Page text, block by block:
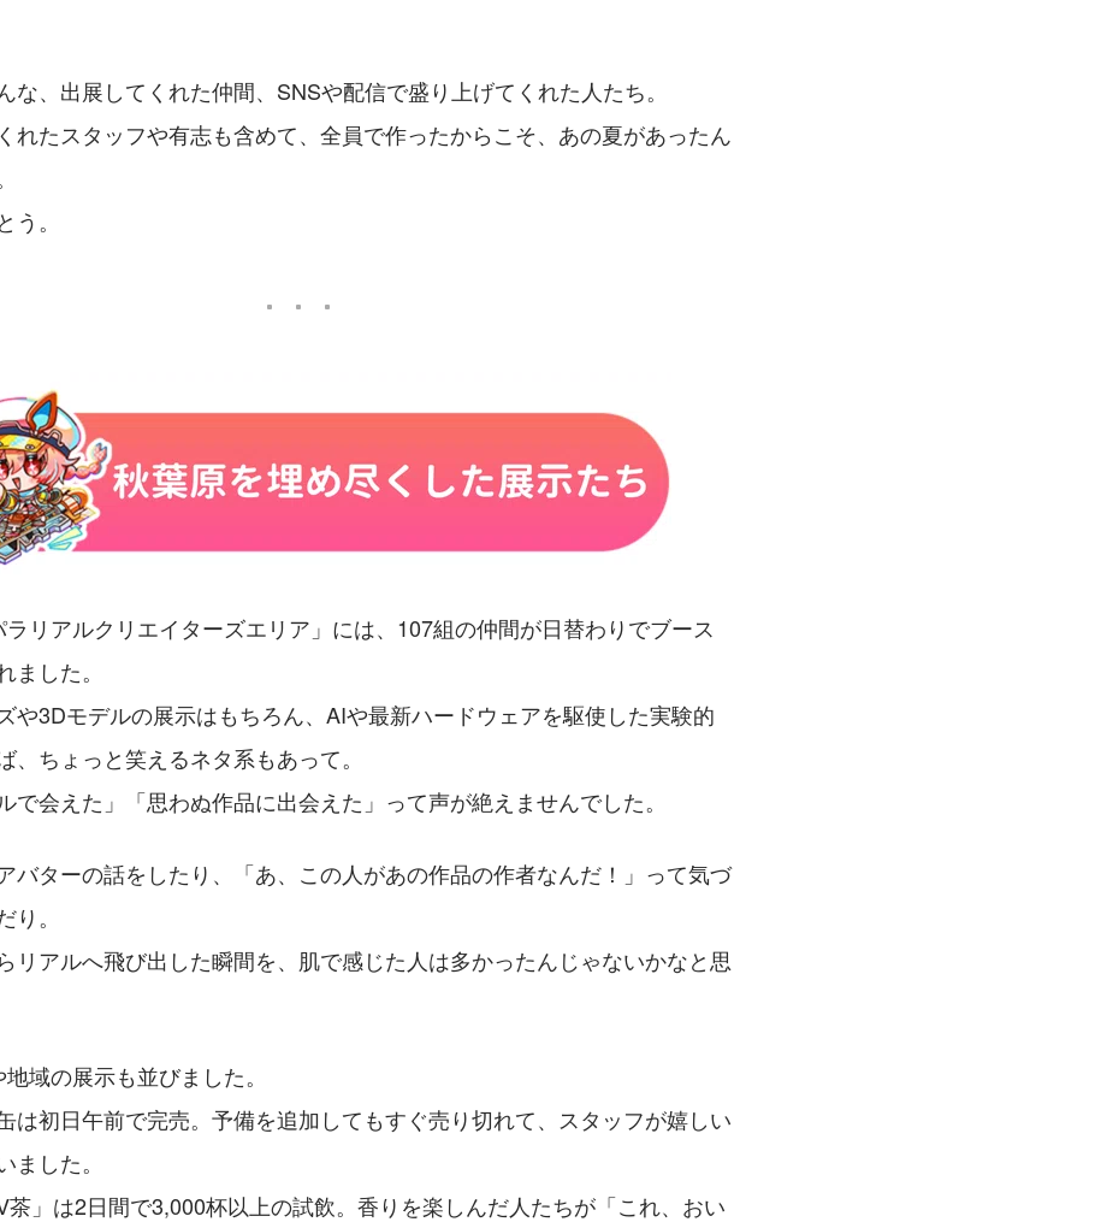
な、出展してくれた仲間、SNSや配信で盛り上げてくれた人たち。
れたスタッフや有志も含めて、全員で作ったからこそ、あの夏があったん
。
リアルクリエイターズエリア」には、107組の仲間が日替わりでブース
ました。
や3Dモデルの展示はもちろん、AIや最新ハードウェアを駆使した実験的
、ちょっと笑えるネタ系もあって。
で会えた」「思わぬ作品に出会えた」って声が絶えませんでした。
バターの話をしたり、「あ、この人があの作品の作者なんだ！」って気づ
。
リアルへ飛び出した瞬間を、肌で感じた人は多かったんじゃないかなと思
域の展示も並びました。
は初日午前で完売。予備を追加してもすぐ売り切れて、スタッフが嬉しい
ました。
茶」は2日間で3,000杯以上の試飲。香りを楽しんだ人たちが「これ、おい